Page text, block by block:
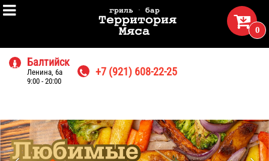
гриль · бар
Территория
Мяса
 0
 Балтийск
Ленина, 6а
9:00 - 20:00
 +7 (921) 608-22-25
